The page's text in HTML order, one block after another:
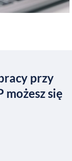
przy
możesz się